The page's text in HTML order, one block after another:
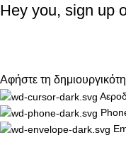
Hey you, sign up
Αφήστε τη